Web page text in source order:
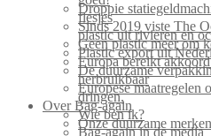
Droppie
flesjes
Sinds 2019 viste The
plastic uit rivieren en
Geen plastic meer om
Plastic export uit
Europa bereikt
De duurzame
herbruikbaar
Europese maatregelen
dringen.
Over Bag-again
Wie ben ik?
Onze duurzame merken
Bag-again in de media